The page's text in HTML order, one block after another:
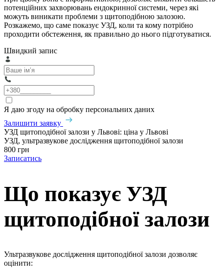
потенційних захворювань ендокринної системи, через які
можуть виникати проблеми з щитоподібною залозою.
Розкажемо, що саме показує УЗД, коли та кому потрібно
проходити обстеження, як правильно до нього підготуватися.
Швидкий запис
Я даю згоду на обробку персональних даних
Залишити заявку
УЗД щитоподібної залози у Львові: ціна у Львові
УЗД, ультразвукове дослідження щитоподібної залози
800 грн
Записатись
Що показує УЗД
щитоподібної залози
Ультразвукове дослідження щитоподібної залози дозволяє
оцінити: